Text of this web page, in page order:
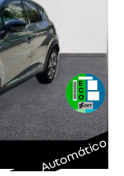
Automático